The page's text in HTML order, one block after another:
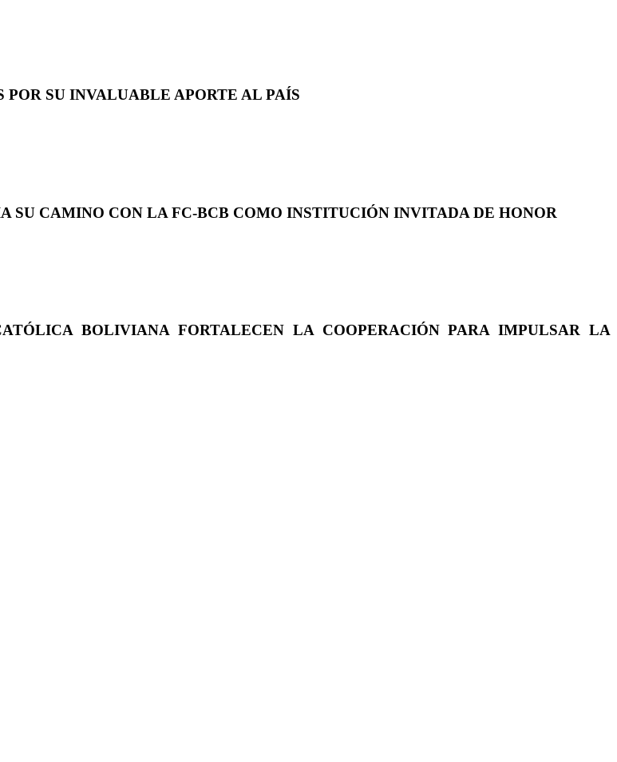
SU INVALUABLE APORTE AL PAÍS
CAMINO CON LA FC-BCB COMO INSTITUCIÓN INVITADA DE HONOR
BOLIVIANA FORTALECEN LA COOPERACIÓN PARA IMPULSAR LA